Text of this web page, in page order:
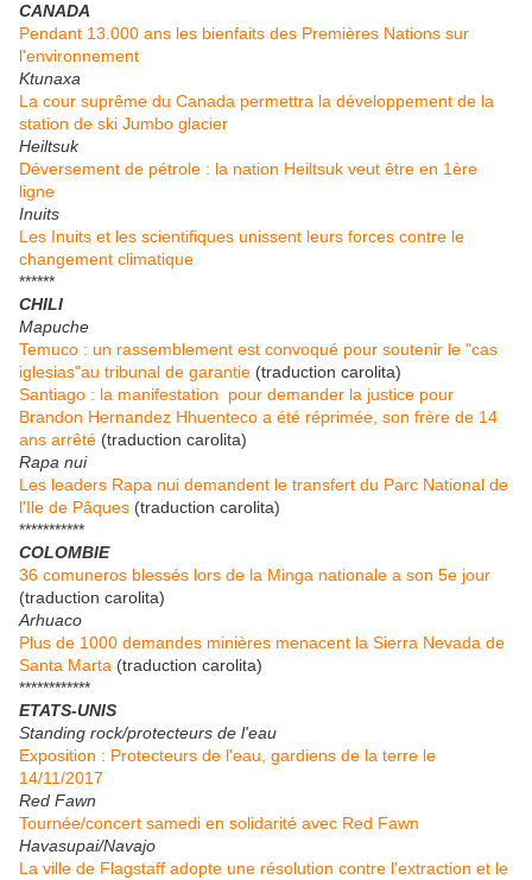
CANADA
Pendant 13.000 ans les bienfaits des Premières Nations sur
l'environnement
Ktunaxa
La cour suprême du Canada permettra la développement de la
station de ski Jumbo glacier
Heiltsuk
Déversement de pétrole : la nation Heiltsuk veut être en 1ère
ligne
Inuits
Les Inuits et les scientifiques unissent leurs forces contre le
changement climatique
******
CHILI
Mapuche
Temuco : un rassemblement est convoqué pour soutenir le "cas
iglesias"au tribunal de garantie (traduction carolita)
Santiago : la manifestation pour demander la justice pour
Brandon Hernandez Hhuenteco a été réprimée, son frère de 14
ans arrêté (traduction carolita)
Rapa nui
Les leaders Rapa nui demandent le transfert du Parc National de
l'Ile de Pâques (traduction carolita)
***********
COLOMBIE
36 comuneros blessés lors de la Minga nationale a son 5e jour
(traduction carolita)
Arhuaco
Plus de 1000 demandes minières menacent la Sierra Nevada de
Santa Marta (traduction carolita)
************
ETATS-UNIS
Standing rock/protecteurs de l'eau
Exposition : Protecteurs de l'eau, gardiens de la terre le
14/11/2017
Red Fawn
Tournée/concert samedi en solidarité avec Red Fawn
Havasupai/Navajo
La ville de Flagstaff adopte une résolution contre l'extraction et le